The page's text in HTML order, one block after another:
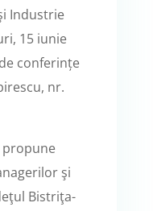
Industrie
15 iunie
conferințe
nr.
propune
şi
Bistriţa-